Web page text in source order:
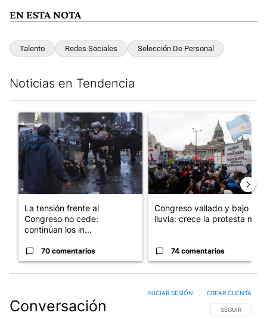
EN ESTA NOTA
Talento Redes Sociales Selección De Personal
Noticias en Tendencia
Un artículo de tendencia con el título "La tensión frente al
La tensión frente al
Congreso no cede:
continúan los in...
70 comentarios
Un artículo de tendencia
Congreso vallado y bajo la
lluvia: crece la protesta mi...
74 comentarios
Conversación SIGA ESTA
SEGUIR
INICIAR SESIÓN CREAR CUENTA